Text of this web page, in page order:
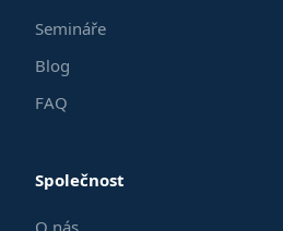
Semináře
Blog
FAQ
Společnost
O nás